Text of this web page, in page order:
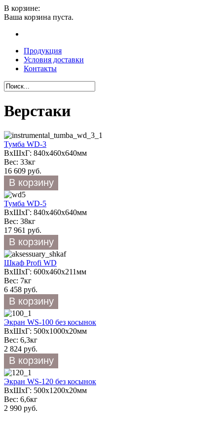
В корзине:
Ваша корзина пуста.
Продукция
Условия доставки
Контакты
Верстаки
Тумба WD-3
ВхШхГ: 840х460х640мм
Вес: 33кг
16 609 руб.
Тумба WD-5
ВхШхГ: 840х460х640мм
Вес: 38кг
17 961 руб.
Шкаф Profi WD
ВхШхГ: 600х460х211мм
Вес: 7кг
6 458 руб.
Экран WS-100 без косынок
ВхШхГ: 500х1000х20мм
Вес: 6,3кг
2 824 руб.
Экран WS-120 без косынок
ВхШхГ: 500х1200х20мм
Вес: 6,6кг
2 990 руб.